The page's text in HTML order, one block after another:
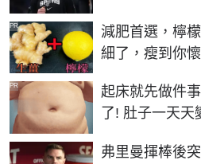
減肥首選，檸
細了，瘦到你
PR
起床就先做件
了! 肚子一天天
PR
弗里曼揮棒後